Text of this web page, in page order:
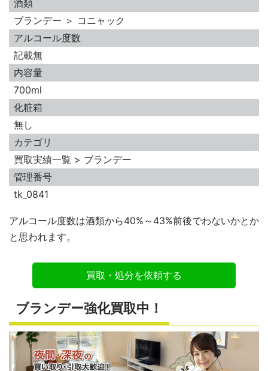
酒類
ブランデー ＞ コニャック
アルコール度数
記載無
内容量
700ml
化粧箱
無し
カテゴリ
買取実績一覧 > ブランデー
管理番号
tk_0841
アルコール度数は酒類から40%～43%前後でわないかとか
と思われます。
買取・処分を依頼する
ブランデー強化買取中！